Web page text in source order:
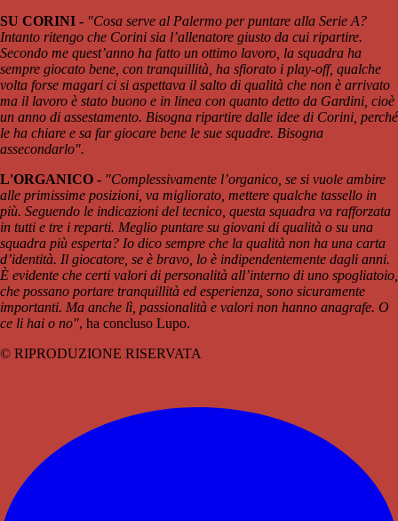
SU CORINI - "Cosa serve al Palermo per puntare alla Serie A?
Intanto ritengo che Corini sia l’allenatore giusto da cui ripartire.
Secondo me quest’anno ha fatto un ottimo lavoro, la squadra ha
sempre giocato bene, con tranquillità, ha sfiorato i play-off, qualche
volta forse magari ci si aspettava il salto di qualità che non è arrivato
ma il lavoro è stato buono e in linea con quanto detto da Gardini, cioè
un anno di assestamento. Bisogna ripartire dalle idee di Corini, perché
le ha chiare e sa far giocare bene le sue squadre. Bisogna
assecondarlo".
L'ORGANICO - "Complessivamente l’organico, se si vuole ambire
alle primissime posizioni, va migliorato, mettere qualche tassello in
più. Seguendo le indicazioni del tecnico, questa squadra va rafforzata
in tutti e tre i reparti. Meglio puntare su giovani di qualità o su una
squadra più esperta? Io dico sempre che la qualità non ha una carta
d’identità. Il giocatore, se è bravo, lo è indipendentemente dagli anni.
È evidente che certi valori di personalità all’interno di uno spogliatoio,
che possano portare tranquillità ed esperienza, sono sicuramente
importanti. Ma anche lì, passionalità e valori non hanno anagrafe. O
ce li hai o no", ha concluso Lupo.
© RIPRODUZIONE RISERVATA